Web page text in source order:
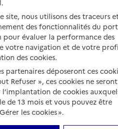
familial
de logement
Prévention,
Comprendre
EHPAD
Fin de vie en
nous utilisons des traceurs
des fonctionnalités du
pour évaluer la performance des
votre navigation et de votre
des cookies.
partenaires déposeront ces
Refuser », ces cookies ne
l’implantation de cookies
de 13 mois et vous pouvez être
les cookies ».